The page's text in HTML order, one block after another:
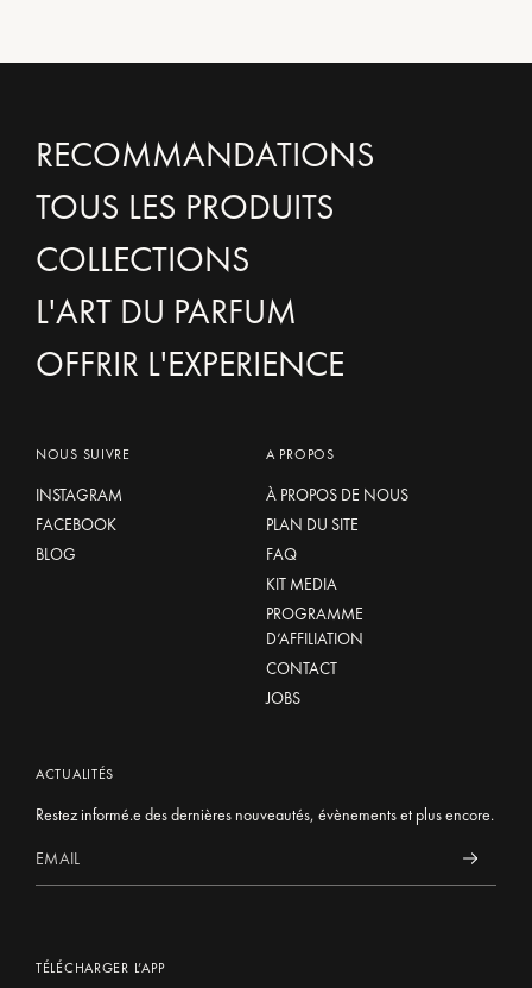
RECOMMANDATIONS
TOUS LES PRODUITS
COLLECTIONS
L'ART DU PARFUM
OFFRIR L'EXPERIENCE
NOUS SUIVRE
INSTAGRAM
FACEBOOK
BLOG
A PROPOS
À PROPOS DE NOUS
PLAN DU SITE
FAQ
KIT MEDIA
PROGRAMME
D’AFFILIATION
CONTACT
JOBS
ACTUALITÉS
Restez informé.e des dernières nouveautés, évènements et plus encore.
TÉLÉCHARGER L’APP